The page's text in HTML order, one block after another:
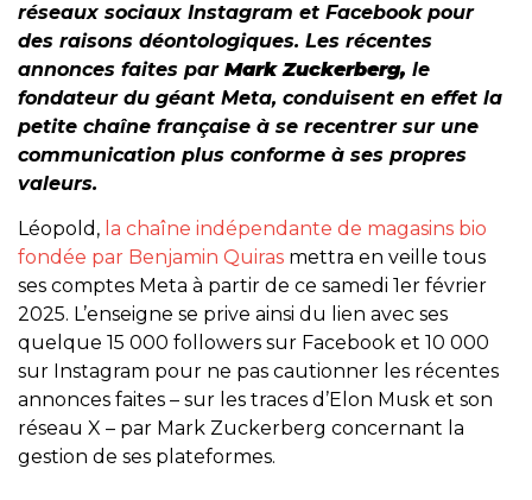
réseaux sociaux Instagram et Facebook pour
des raisons déontologiques. Les récentes
annonces faites par Mark Zuckerberg, le
fondateur du géant Meta, conduisent en effet la
petite chaîne française à se recentrer sur une
communication plus conforme à ses propres
valeurs.
Léopold, la chaîne indépendante de magasins bio
fondée par Benjamin Quiras mettra en veille tous
ses comptes Meta à partir de ce samedi 1er février
2025. L’enseigne se prive ainsi du lien avec ses
quelque 15 000 followers sur Facebook et 10 000
sur Instagram pour ne pas cautionner les récentes
annonces faites – sur les traces d’Elon Musk et son
réseau X – par Mark Zuckerberg concernant la
gestion de ses plateformes.